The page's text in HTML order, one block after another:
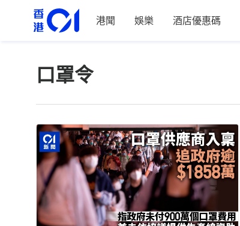
港聞 娛樂 酒店優惠碼
口罩令